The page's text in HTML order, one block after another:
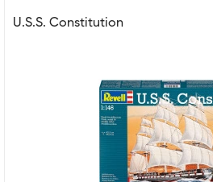
U.S.S. Constitution